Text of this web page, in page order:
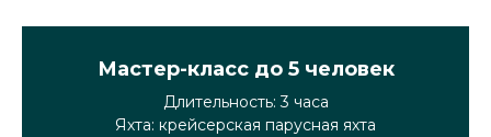
Мастер-класс до 5 человек
Длительность: 3 часа
Яхта: крейсерская парусная яхта